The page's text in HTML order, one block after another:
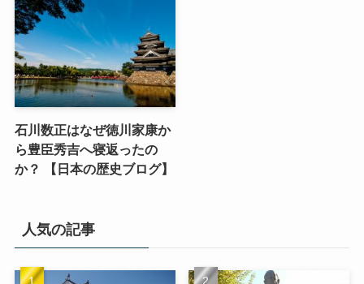
石川数正はなぜ徳川家康か
ら豊臣秀吉へ寝返ったの
か？ 【日本の歴史ブログ】
人気の記事